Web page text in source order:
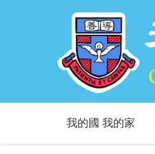
我的國 我的家